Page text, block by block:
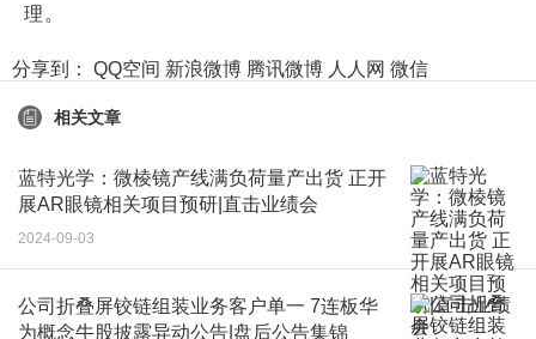
理。
分享到： QQ空间 新浪微博 腾讯微博 人人网 微信
相关文章
蓝特光学：微棱镜产线满负荷量产出货 正开
展AR眼镜相关项目预研|直击业绩会
2024-09-03
公司折叠屏铰链组装业务客户单一 7连板华
为概念牛股披露异动公告|盘后公告集锦